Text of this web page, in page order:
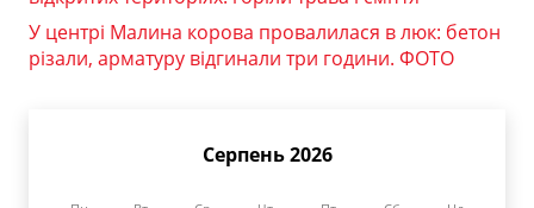
У центрі Малина корова провалилася в люк: бетон
різали, арматуру відгинали три години. ФОТО
Серпень 2026